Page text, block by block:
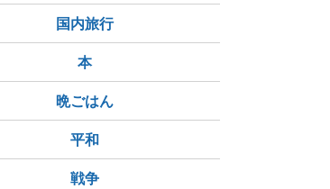
国内旅行
本
晩ごはん
平和
戦争